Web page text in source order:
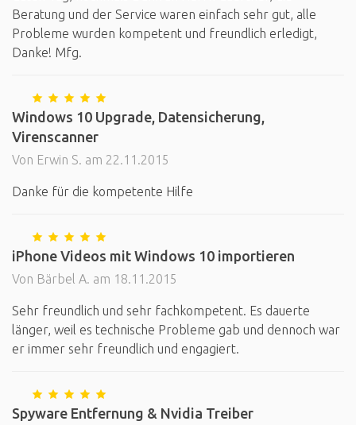
Beratung und der Service waren einfach sehr gut, alle
Probleme wurden kompetent und freundlich erledigt,
Danke! Mfg.
Windows 10 Upgrade, Datensicherung,
Virenscanner
Von Erwin S. am 22.11.2015
Danke für die kompetente Hilfe
iPhone Videos mit Windows 10 importieren
Von Bärbel A. am 18.11.2015
Sehr freundlich und sehr fachkompetent. Es dauerte
länger, weil es technische Probleme gab und dennoch war
er immer sehr freundlich und engagiert.
Spyware Entfernung & Nvidia Treiber